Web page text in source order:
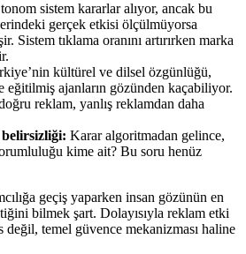
sistem kararlar alıyor, ancak bu
gerçek etkisi ölçülmüyorsa
Sistem tıklama oranını artırırken marka
kültürel ve dilsel özgünlüğü,
eğitilmiş ajanların gözünden kaçabiliyor.
reklam, yanlış reklamdan daha
Karar algoritmadan gelince,
kime ait? Bu soru henüz
geçiş yaparken insan gözünün en
bilmek şart. Dolayısıyla reklam etki
temel güvence mekanizması haline